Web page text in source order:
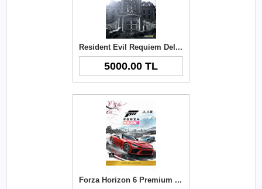
Resident Evil Requiem Deluxe Edition Xbox Key
5000.00 TL
Forza Horizon 6 Premium Upgrade Xbox Key